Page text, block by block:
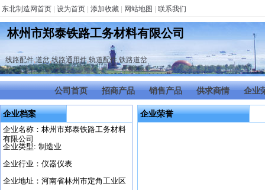
东北制造网首页 设为首页 添加收藏 网站地图 联系我们
林州市郑泰铁路工务材料有限公司
线路配件,道岔,线路通用件,轨道配件,铁路道岔
公司首页 招商产品 销售产品 供求商情 企业
企业档案
企业名称：林州市郑泰铁路工务材料
有限公司
企业类型: 制造业
企业行业：仪器仪表
企业地址：河南省林州市定角工业区
企业荣誉